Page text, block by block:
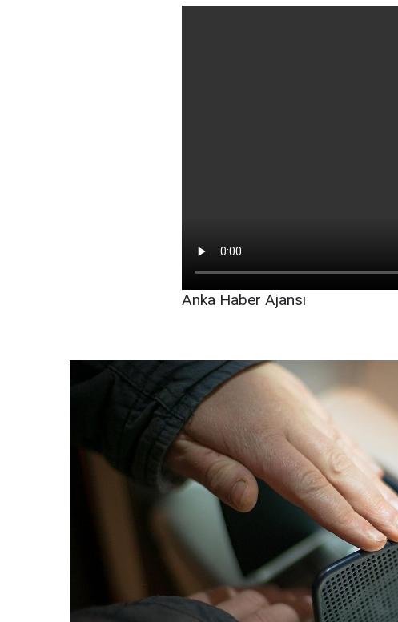
Anka Haber Ajansı